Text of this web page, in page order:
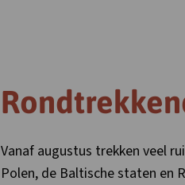
Vanaf augustus trekken veel
Polen, de Baltische staten en